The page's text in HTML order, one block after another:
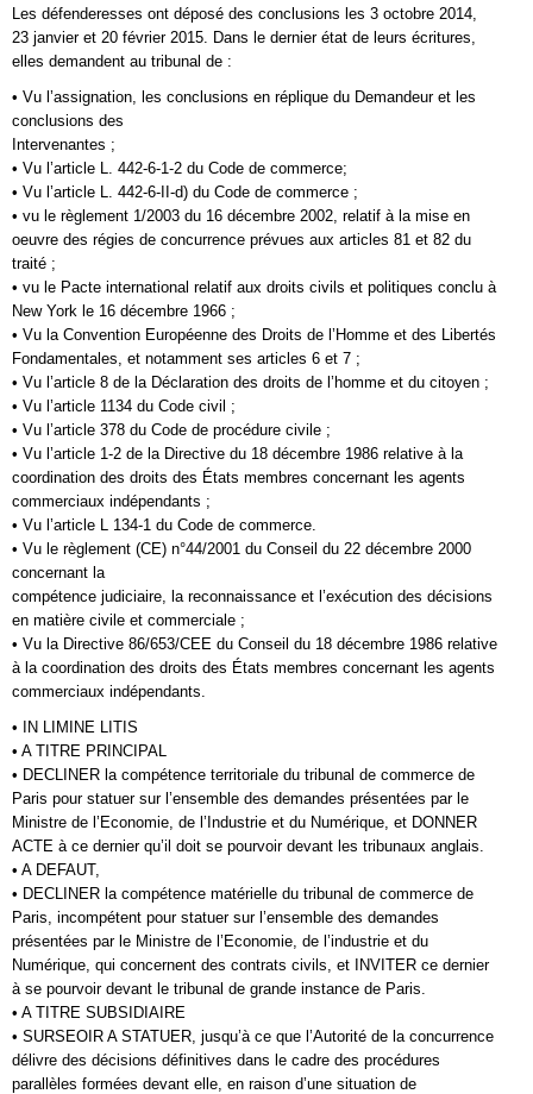
Les défenderesses ont déposé des conclusions les 3 octobre 2014,
23 janvier et 20 février 2015. Dans le dernier état de leurs écritures,
elles demandent au tribunal de :
• Vu l’assignation, les conclusions en réplique du Demandeur et les
conclusions des
Intervenantes ;
• Vu l’article L. 442-6-1-2 du Code de commerce;
• Vu l’article L. 442-6-II-d) du Code de commerce ;
• vu le règlement 1/2003 du 16 décembre 2002, relatif à la mise en
oeuvre des régies de concurrence prévues aux articles 81 et 82 du
traité ;
• vu le Pacte international relatif aux droits civils et politiques conclu à
New York le 16 décembre 1966 ;
• Vu la Convention Européenne des Droits de l’Homme et des Libertés
Fondamentales, et notamment ses articles 6 et 7 ;
• Vu l’article 8 de la Déclaration des droits de l’homme et du citoyen ;
• Vu l’article 1134 du Code civil ;
• Vu l’article 378 du Code de procédure civile ;
• Vu l’article 1-2 de la Directive du 18 décembre 1986 relative à la
coordination des droits des États membres concernant les agents
commerciaux indépendants ;
• Vu l’article L 134-1 du Code de commerce.
• Vu le règlement (CE) n°44/2001 du Conseil du 22 décembre 2000
concernant la
compétence judiciaire, la reconnaissance et l’exécution des décisions
en matière civile et commerciale ;
• Vu la Directive 86/653/CEE du Conseil du 18 décembre 1986 relative
à la coordination des droits des États membres concernant les agents
commerciaux indépendants.
• IN LIMINE LITIS
• A TITRE PRINCIPAL
• DECLINER la compétence territoriale du tribunal de commerce de
Paris pour statuer sur l’ensemble des demandes présentées par le
Ministre de l’Economie, de l’Industrie et du Numérique, et DONNER
ACTE à ce dernier qu’il doit se pourvoir devant les tribunaux anglais.
• A DEFAUT,
• DECLINER la compétence matérielle du tribunal de commerce de
Paris, incompétent pour statuer sur l’ensemble des demandes
présentées par le Ministre de l’Economie, de l’industrie et du
Numérique, qui concernent des contrats civils, et INVITER ce dernier
à se pourvoir devant le tribunal de grande instance de Paris.
• A TITRE SUBSIDIAIRE
• SURSEOIR A STATUER, jusqu’à ce que l’Autorité de la concurrence
délivre des décisions définitives dans le cadre des procédures
parallèles formées devant elle, en raison d’une situation de